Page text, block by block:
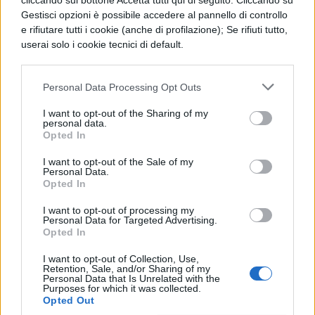
Gestisci opzioni è possibile accedere al pannello di controllo
e rifiutare tutti i cookie (anche di profilazione); Se rifiuti tutto,
userai solo i cookie tecnici di default.
Personal Data Processing Opt Outs
I want to opt-out of the Sharing of my
personal data.
Opted In
I want to opt-out of the Sale of my
Personal Data.
Opted In
I want to opt-out of processing my
Personal Data for Targeted Advertising.
Opted In
I want to opt-out of Collection, Use,
Retention, Sale, and/or Sharing of my
Personal Data that Is Unrelated with the
Purposes for which it was collected.
Opted Out
stabilito che gli arbitri vengano nominati
dalle parti.
però stabilire nel compromesso, nella
clausola compromissoria o con atto scritto
successivo, purchè anteriore all’inizio del
giudizio arbitrale, le norme che gli arbitri
debbono osservare nel procedimento. In
ogni caso, gli arbitri debbono assegnare
alle partii termini per presentare documenti
e memorie, e per esporre le loro repliche.
Gli atti d’istruzione possono essere delegati